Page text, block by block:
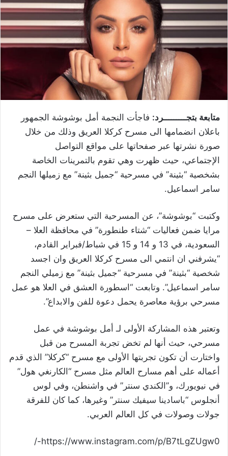
متابعة بتجـــــــــرد: فاجأت النجمة أمل بوشوشة الجمهور
باعلان انضمامها الى مسرح كركلا العريق وذلك من خلال
صورة نشرتها عبر صفحاتها على مواقع التواصل
الإجتماعي، حيث ظهرت وهي تقوم بالتمرينات الخاصة
بشخصية “بثينة” في مسرحية “جميل بثينة” مع زميلها النجم
سامر اسماعيل.
وكتبت “بوشوشة”، عن المسرحية التي ستعرض على مسرح
مرايا ضمن فعاليات “شتاء طنطورة” في محافظة العلا –
السعودية، في 13 و 14 و 15 في شباط/فبراير القادم،
“يشرفني ان انتمي الى مسرح كركلا العريق وان اجسد
شخصية “بثينة” في مسرحية “جميل بثينة” مع زميلي النجم
سامر اسماعيل”. وتابعت “اسطورة العشق في العلا هو عمل
مسرحي برؤية معاصرة يحمل دعوة للفن والابداع”.
وتعتبر هذه المشاركة الأولى لـ أمل بوشوشة في عمل
مسرحي، حيث أنها لم تخض تجربة المسرح من قبل
واختارت أن تكون تجربتها الأولى مع مسرح “كركلا” الذي قدم
أعماله على أهم مسارح العالم مثل مسرح “الكارنغي هول”
في نيويورك، و”الكندي سنتر” في واشنطن، وفي لوس
أنجلوس “باسادينا سيفيك سنتر” وغيرها، كما كان للفرقة
جولات وصولات في كل العالم العربي.
https://www.instagram.com/p/B7tLgZUgw0-/